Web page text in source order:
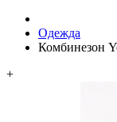
Одежда
Комбинезон
+